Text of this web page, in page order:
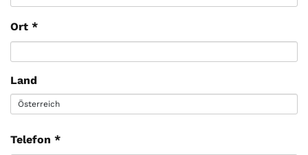
Ort *
Land
Telefon *